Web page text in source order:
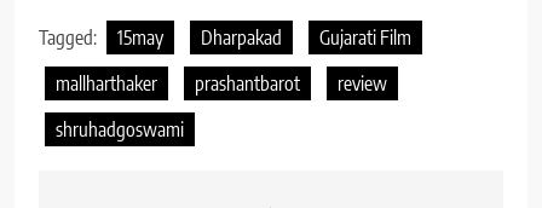
Tagged: 15may Dharpakad
Gujarati Film
mallharthaker
prashantbarot
review
shruhadgoswami